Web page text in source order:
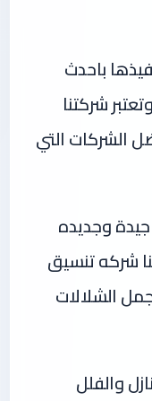
باحدث
شركتنا
الشركات التي
وجديده
شركه تنسيق
الشلالات
والفلل